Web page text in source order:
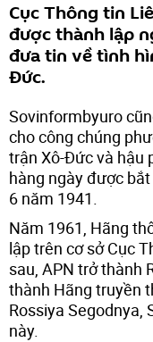
Cục Thông tin
được thành lập
đưa tin về tình
Đức.
Sovinformbyuro
cho công chúng
trận Xô-Đức và hậu
hàng ngày được
6 năm 1941.
Năm 1961, Hãng
lập trên cơ sở Cục
sau, APN trở thành
thành Hãng truyền
Rossiya Segodnya,
này.